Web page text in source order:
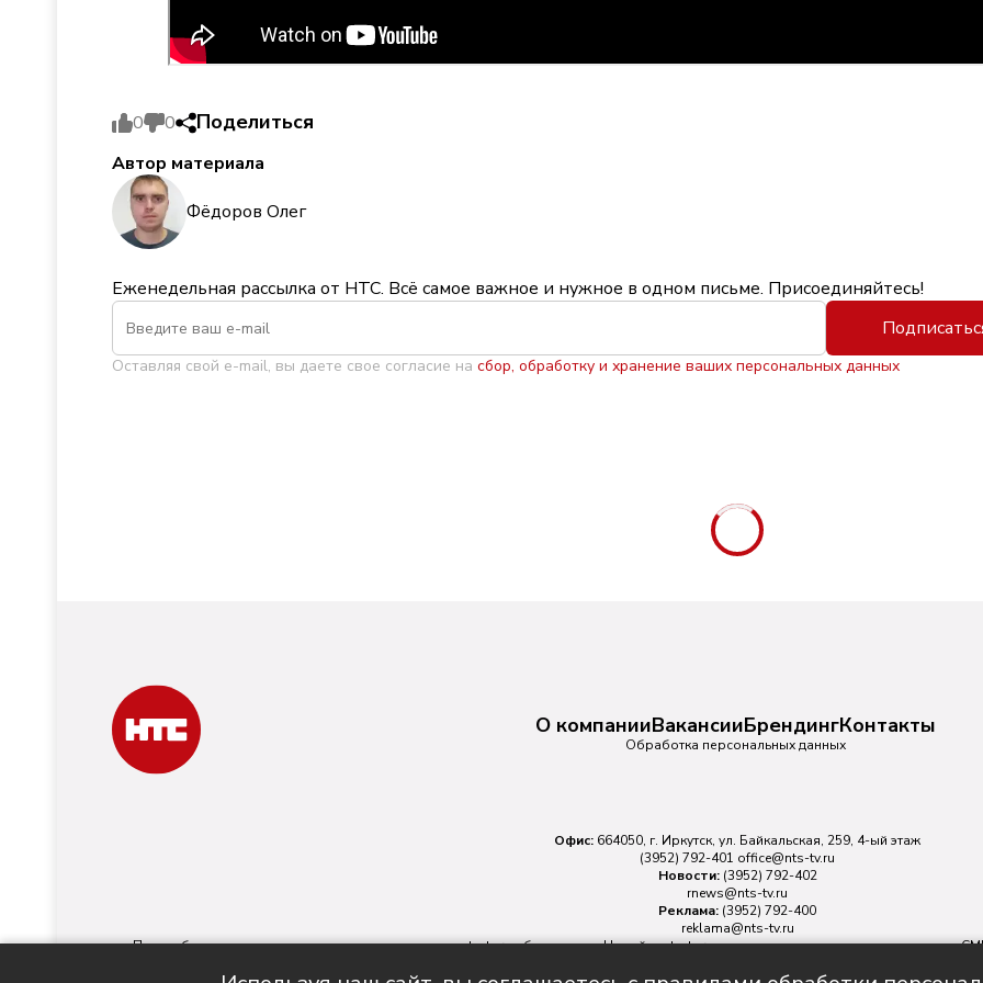
0 0 Поделиться
Автор материала
Фёдоров Олег
Еженедельная рассылка от НТС. Всё самое важное и нужное в одном письме. Присоединяйтесь!
Оставляя свой e-mail, вы даете свое согласие на сбор, обработку и хранение ваших персональных данных
О компанииВакансииБрендингКонтакты
Обработка персональных данных
Офис: 664050, г. Иркутск, ул. Байкальская, 259, 4-ый этаж
(3952) 792-401 office@nts-tv.ru
Новости: (3952) 792-402
rnews@nts-tv.ru
Реклама: (3952) 792-400
reklama@nts-tv.ru
При любом использовании материалов ссылка наnts-tv.ruобязательна. На сайте nts-tv.ru размещаются в том числе материалы